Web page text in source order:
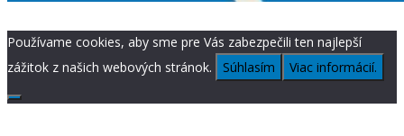
Používame cookies, aby sme pre Vás zabezpečili ten najlepší
zážitok z našich webových stránok.
Súhlasím Viac informácií.